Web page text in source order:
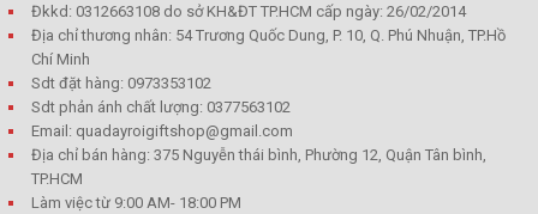
Đkkd: 0312663108 do sở KH&ĐT TP.HCM cấp ngày: 26/02/2014
Địa chỉ thương nhân: 54 Trương Quốc Dung, P. 10, Q. Phú Nhuận, TP.Hồ
Chí Minh
Sdt đặt hàng: 0973353102
Sdt phản ánh chất lượng: 0377563102
Email: quadayroigiftshop@gmail.com
Địa chỉ bán hàng: 375 Nguyễn thái bình, Phường 12, Quận Tân bình,
TP.HCM
Làm việc từ 9:00 AM- 18:00 PM